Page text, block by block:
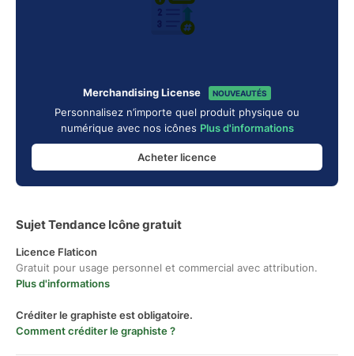
Merchandising License NOUVEAUTÉS
Personnalisez n’importe quel produit physique ou
numérique avec nos icônes Plus d'informations
Acheter licence
Sujet Tendance Icône gratuit
Licence Flaticon
Gratuit pour usage personnel et commercial avec attribution.
Plus d'informations
Créditer le graphiste est obligatoire.
Comment créditer le graphiste ?